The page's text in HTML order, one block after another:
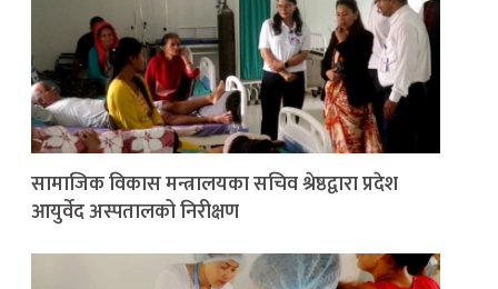
सामाजिक विकास मन्त्रालयका सचिव श्रेष्ठद्वारा प्रदेश
आयुर्वेद अस्पतालको निरीक्षण